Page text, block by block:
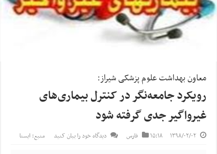
معاون بهداشت علوم پزشکی شیراز:
رویکرد جامعه‌نگر در کنترل بیماری‌های
غیرواگیر جدی گرفته شود
۱۳۹۸/۰۲/۰۲ ۱۵:۱۸ فارس دیدگاه خود را بیان کنید منبع: ایسنا